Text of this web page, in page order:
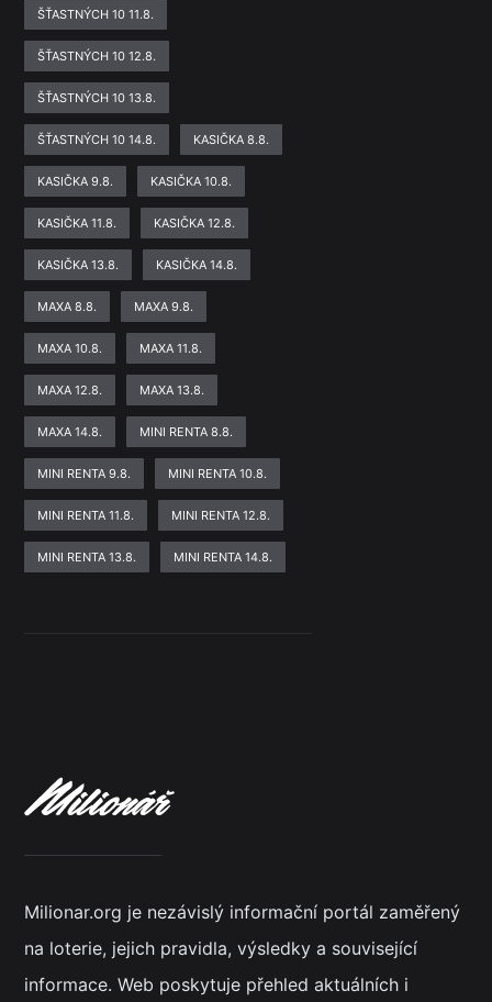
ŠŤASTNÝCH 10 11.8.
ŠŤASTNÝCH 10 12.8.
ŠŤASTNÝCH 10 13.8.
ŠŤASTNÝCH 10 14.8. KASIČKA 8.8.
KASIČKA 9.8. KASIČKA 10.8.
KASIČKA 11.8. KASIČKA 12.8.
KASIČKA 13.8. KASIČKA 14.8.
MAXA 8.8. MAXA 9.8.
MAXA 10.8. MAXA 11.8.
MAXA 12.8. MAXA 13.8.
MAXA 14.8. MINI RENTA 8.8.
MINI RENTA 9.8. MINI RENTA 10.8.
MINI RENTA 11.8. MINI RENTA 12.8.
MINI RENTA 13.8. MINI RENTA 14.8.
Milionar.org je nezávislý informační portál zaměřený
na loterie, jejich pravidla, výsledky a související
informace. Web poskytuje přehled aktuálních i